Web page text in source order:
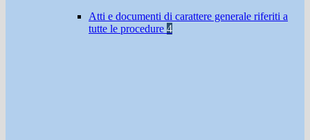
Atti e documenti di carattere generale riferiti a
tutte le procedure 4